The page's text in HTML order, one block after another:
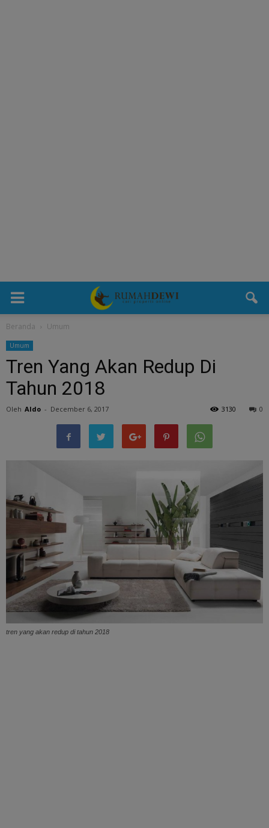
Beranda Umum
Umum
Tren Yang Akan Redup Di
Tahun 2018
Oleh Aldo - December 6, 2017 0
3130
tren yang akan redup di tahun 2018